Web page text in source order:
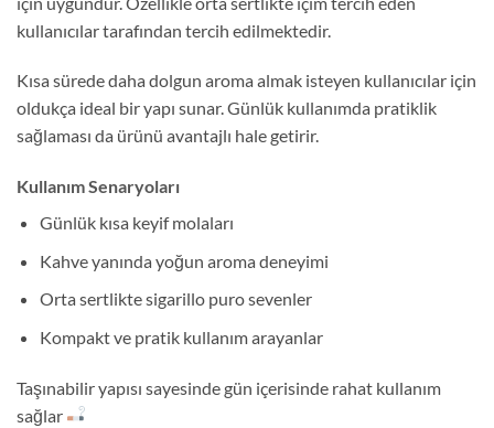
kullanıcılar tarafından tercih edilmektedir.
Kısa sürede daha dolgun aroma almak isteyen kullanıcılar için
oldukça ideal bir yapı sunar. Günlük kullanımda pratiklik
sağlaması da ürünü avantajlı hale getirir.
Kullanım Senaryoları
Günlük kısa keyif molaları
Kahve yanında yoğun aroma deneyimi
Orta sertlikte sigarillo puro sevenler
Kompakt ve pratik kullanım arayanlar
Taşınabilir yapısı sayesinde gün içerisinde rahat kullanım
sağlar